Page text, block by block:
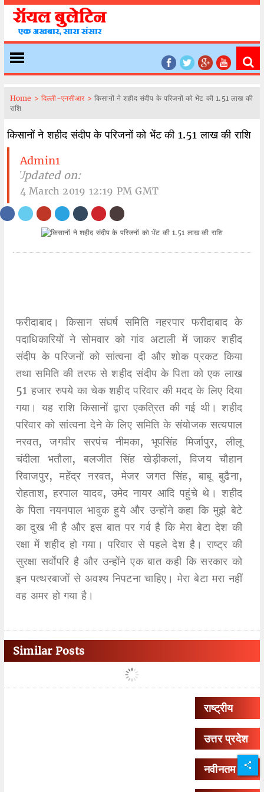
Home > दिल्ली-एनसीआर >किसानों ने शहीद संदीप के परिजनों को भेंट की 1.51 लाख की
राशि
किसानों ने शहीद संदीप के परिजनों को भेंट की 1.51 लाख की राशि
Admin1
| Updated on:
4 March 2019 12:19 PM GMT
फरीदाबाद। किसान संघर्ष समिति नहरपार फरीदाबाद के
पदाधिकारियों ने सोमवार को गांव अटाली में जाकर शहीद
संदीप के परिजनों को सांत्वना दी और शोक प्रकट किया
तथा समिति की तरफ से शहीद संदीप के पिता को एक लाख
51 हजार रुपये का चेक शहीद परिवार की मदद के लिए दिया
गया। यह राशि किसानों द्वारा एकत्रित की गई थी। शहीद
परिवार को सांत्वना देने के लिए समिति के संयोजक सत्यपाल
नरवत, जगवीर सरपंच नीमका, भूपसिंह मिर्जापुर, लीलू
चंदीला भतौला, बलजीत सिंह खेड़ीकलां, विजय चौहान
रिवाजपुर, महेंद्र नरवत, मेजर जगत सिंह, बाबू बुढैना,
रोहताश, हरपाल यादव, उमेद नायर आदि पहुंचे थे। शहीद
के पिता नयनपाल भावुक हुये और उन्होंने कहा कि मुझे बेटे
का दुख भी है और इस बात पर गर्व है कि मेरा बेटा देश की
रक्षा में शहीद हो गया। परिवार से पहले देश है। राष्ट्र की
सुरक्षा सर्वाेपरि है और उन्होंने एक बात कही कि सरकार को
इन पत्थरबाजों से अवश्य निपटना चाहिए। मेरा बेटा मरा नहीं
वह अमर हो गया है।
Similar Posts
राष्ट्रीय
उत्तर प्रदेश
नवीनतम